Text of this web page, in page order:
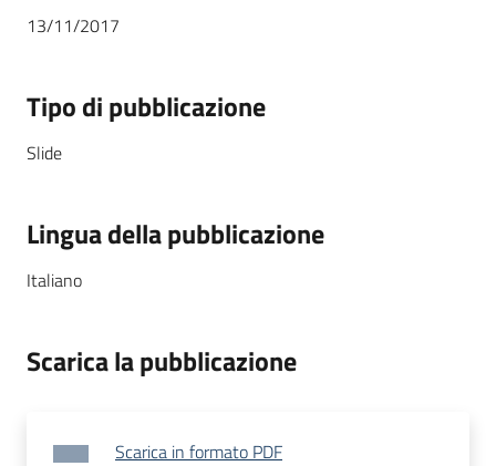
13/11/2017
Tipo di pubblicazione
Slide
Lingua della pubblicazione
Italiano
Scarica la pubblicazione
Scarica in formato PDF